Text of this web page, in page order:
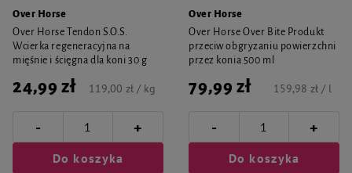
Over Horse
Over Horse Tendon S.O.S.
Wcierka regeneracyjna na
mięśnie i ścięgna dla koni 30 g
24,99 zł 119,00 zł / kg
- +
Do koszyka
Over Horse
Over Horse Over Bite Produkt
przeciw obgryzaniu powierzchni
przez konia 500 ml
79,99 zł 159,98 zł / l
- +
Do koszyka